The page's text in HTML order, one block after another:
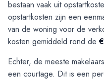
bestaan vaak uit
opstartkosten zijn een
van de woning voor de
kosten gemiddeld rond de
Echter, de meeste
een courtage. Dit is een